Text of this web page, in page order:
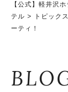
【公式】軽井沢
テル > トピックス
ーティ！